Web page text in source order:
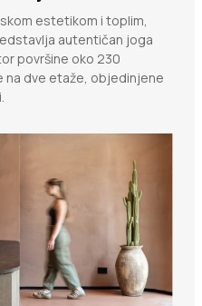
estetikom i toplim,
autentičan joga
površine oko 230
na dve etaže, objedinjene